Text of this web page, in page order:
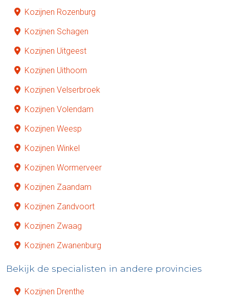
Kozijnen Rozenburg
Kozijnen Schagen
Kozijnen Uitgeest
Kozijnen Uithoorn
Kozijnen Velserbroek
Kozijnen Volendam
Kozijnen Weesp
Kozijnen Winkel
Kozijnen Wormerveer
Kozijnen Zaandam
Kozijnen Zandvoort
Kozijnen Zwaag
Kozijnen Zwanenburg
Bekijk de specialisten in andere provincies
Kozijnen Drenthe